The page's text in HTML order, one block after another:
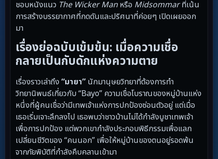
ชอบหนังแนว The Wicker Manหรือ Midsommarที่เน้น
การสร้างบรรยากาศที่กดดันและปริศนาที่ค่อยๆ เปิดเผยออก
มา
เรื่องย่อฉบับเข้มข้น: เมื่อความเชื่อ
กลายเป็นกับดักแห่งความตาย
เรื่องราวเล่าถึง “มายา” นักมานุษยวิทยาที่ต้องการทำ
วิทยานิพนธ์เกี่ยวกับ “Bayo” ความเชื่อโบราณของหมู่บ้านแห่ง
หนึ่งที่ผู้คนเชื่อว่ามีเทพเจ้าแห่งการปกป้องซ่อนตัวอยู่ แต่เมื่อ
เธอเริ่มเจาะลึกลงไป เธอพบว่าชาวบ้านไม่ได้กำลังบูชาเทพเจ้า
เพื่อการปกป้อง แต่พวกเขากำลังประกอบพิธีกรรมเพื่อแลก
เปลี่ยนชีวิตของ “คนนอก” เพื่อให้หมู่บ้านของตนอยู่รอดพ้น
จากภัยพิบัติที่กำลังคืบคลานเข้ามา